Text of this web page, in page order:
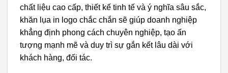
chất liệu cao cấp, thiết kế tinh tế và ý nghĩa sâu sắc,
khăn lụa in logo chắc chắn sẽ giúp doanh nghiệp
khẳng định phong cách chuyên nghiệp, tạo ấn
tượng mạnh mẽ và duy trì sự gắn kết lâu dài với
khách hàng, đối tác.